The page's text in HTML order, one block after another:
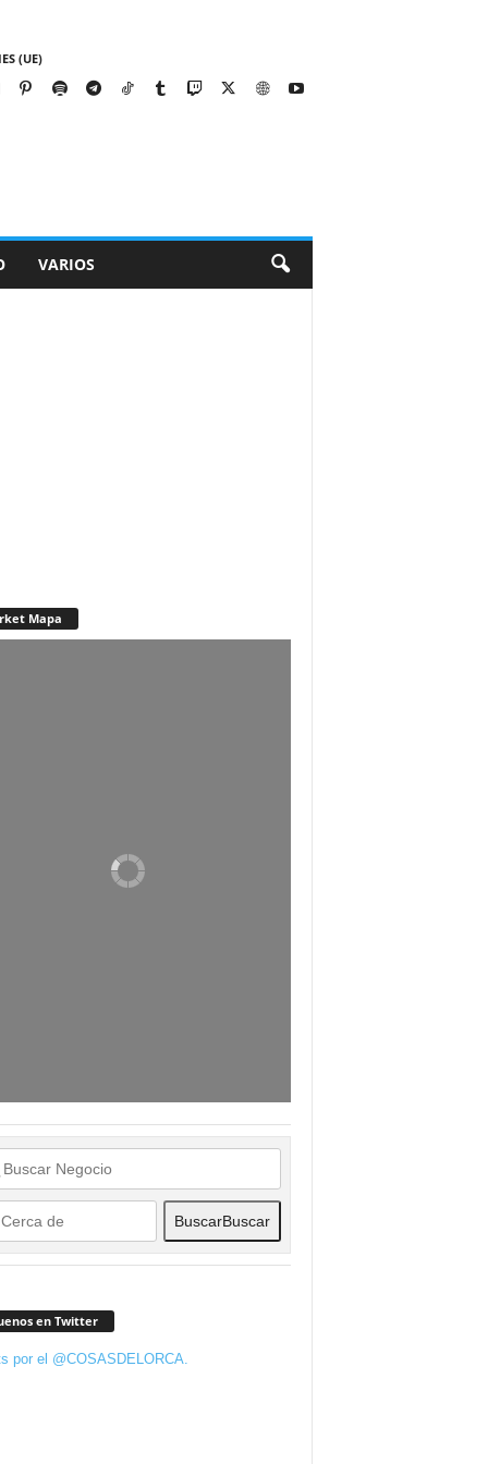
(UE)
VARIOS
Mapa
BuscarBuscar
en Twitter
por el @COSASDELORCA.